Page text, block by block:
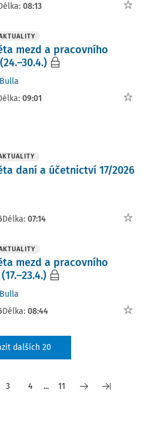
08:13
mezd a pracovního
09:01
daní a účetnictví 17/2026
Délka: 07:14
mezd a pracovního
Délka: 08:44
dalších 20
3 4 ... 11